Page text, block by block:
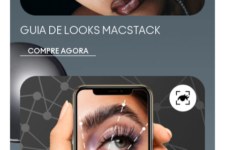
GUIA DE LOOKS MACSTACK
COMPRE AGORA